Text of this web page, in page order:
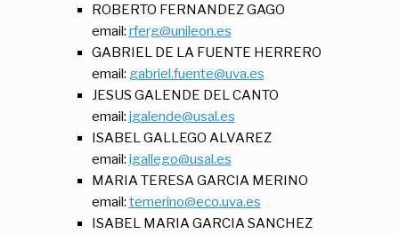
ROBERTO FERNANDEZ GAGO
email: rferg@unileon.es
GABRIEL DE LA FUENTE HERRERO
email: gabriel.fuente@uva.es
JESUS GALENDE DEL CANTO
email: jgalende@usal.es
ISABEL GALLEGO ALVAREZ
email: igallego@usal.es
MARIA TERESA GARCIA MERINO
email: temerino@eco.uva.es
ISABEL MARIA GARCIA SANCHEZ